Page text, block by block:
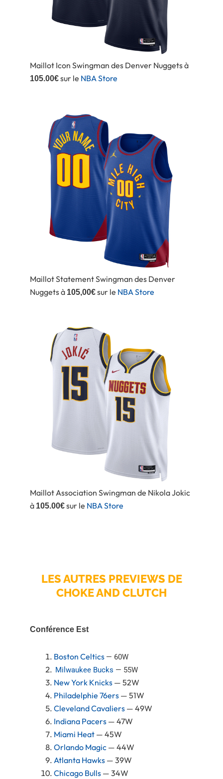
Maillot Icon Swingman des Denver Nuggets à
105.00€sur le NBA Store
Maillot Statement Swingman des Denver
Nuggets à 105,00€sur le NBA Store
Maillot Association Swingman de Nikola Jokic
à 105.00€sur le NBA Store
LES AUTRES PREVIEWS DE
CHOKE AND CLUTCH
Conférence Est
Boston Celtics — 60W
Milwaukee Bucks — 55W
New York Knicks — 52W
Philadelphie 76ers — 51W
Cleveland Cavaliers — 49W
Indiana Pacers — 47W
Miami Heat — 45W
Orlando Magic — 44W
Atlanta Hawks — 39W
Chicago Bulls — 34W